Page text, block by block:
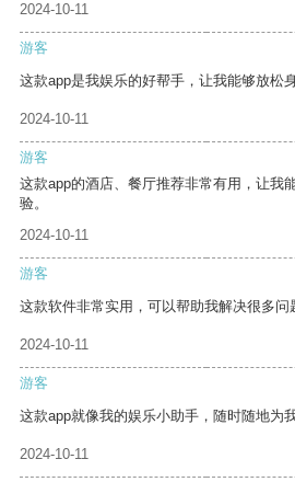
2024-10-11
游客
这款app是我娱乐的好帮手，让我能够放松
2024-10-11
游客
这款app的酒店、餐厅推荐非常有用，让我
验。
2024-10-11
游客
这款软件非常实用，可以帮助我解决很多问
2024-10-11
游客
这款app就像我的娱乐小助手，随时随地为
2024-10-11